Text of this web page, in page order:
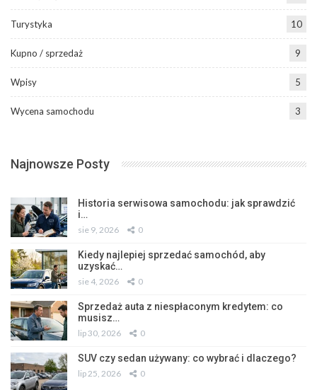
Turystyka 10
Kupno / sprzedaż 9
Wpisy 5
Wycena samochodu 3
Najnowsze Posty
Historia serwisowa samochodu: jak sprawdzić
i…
sie 9, 2026 0
Kiedy najlepiej sprzedać samochód, aby
uzyskać…
sie 4, 2026 0
Sprzedaż auta z niespłaconym kredytem: co
musisz…
lip 30, 2026 0
SUV czy sedan używany: co wybrać i dlaczego?
lip 25, 2026 0